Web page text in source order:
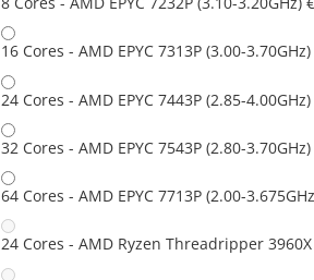
16 Cores - AMD EPYC 7313P (3.00-3.70GHz)
24 Cores - AMD EPYC 7443P (2.85-4.00GHz)
32 Cores - AMD EPYC 7543P (2.80-3.70GHz)
64 Cores - AMD EPYC 7713P (2.00-
24 Cores - AMD Ryzen Threadripper